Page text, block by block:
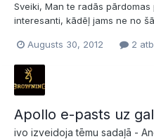
Sveiki, Man te radās
interesanti, kādēļ jams ne no
diezgan jūtami. Reizēm tas
garas sarunas laikā šis ir
Augusts 30, 2012 2
Apollo e-pasts uz
ivo izveidoja tēmu sadaļā -